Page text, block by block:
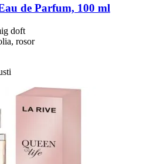
de Parfum, 100 ml
doft
rosor